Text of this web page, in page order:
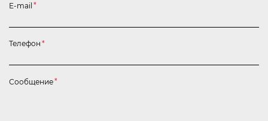
E-mail *
Телефон *
Сообщение*